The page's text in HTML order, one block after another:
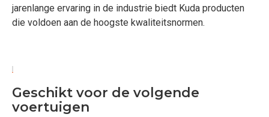
jarenlange ervaring in de industrie biedt Kuda producten
die voldoen aan de hoogste kwaliteitsnormen.
Geschikt voor de volgende
voertuigen